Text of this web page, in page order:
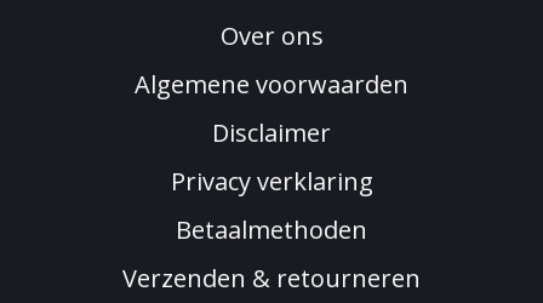
Over ons
Algemene voorwaarden
Disclaimer
Privacy verklaring
Betaalmethoden
Verzenden & retourneren